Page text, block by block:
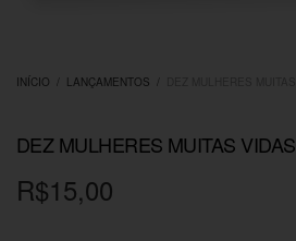
INÍCIO LANÇAMENTOS
DEZ MULHERES MUITAS VIDAS
R$15,00